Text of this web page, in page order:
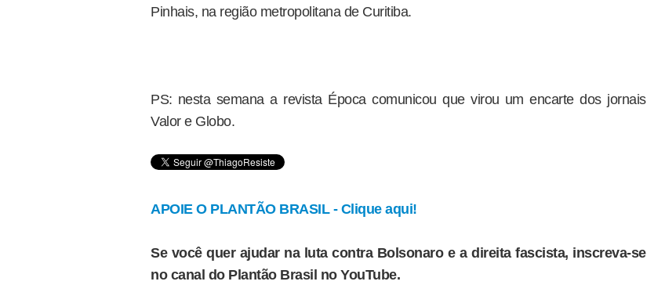
Pinhais, na região metropolitana de Curitiba.
PS: nesta semana a revista Época comunicou que virou um encarte dos jornais
Valor e Globo.
APOIE O PLANTÃO BRASIL - Clique aqui!
Se você quer ajudar na luta contra Bolsonaro e a direita fascista, inscreva-se
no canal do Plantão Brasil no YouTube.